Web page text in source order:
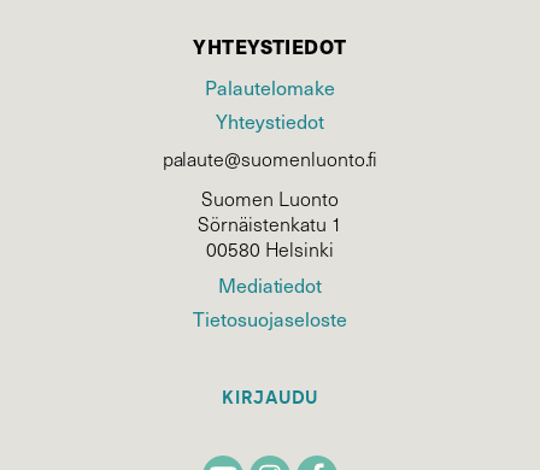
YHTEYSTIEDOT
Palautelomake
Yhteystiedot
palaute@suomenluonto.fi
Suomen Luonto
Sörnäistenkatu 1
00580 Helsinki
Mediatiedot
Tietosuojaseloste
KIRJAUDU